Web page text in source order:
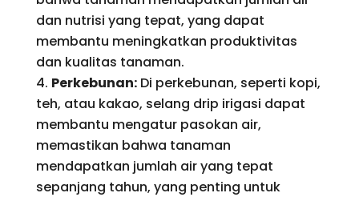
dan nutrisi yang tepat, yang dapat
membantu meningkatkan produktivitas
dan kualitas tanaman.
Perkebunan:Di perkebunan, seperti kopi,
teh, atau kakao, selang drip irigasi dapat
membantu mengatur pasokan air,
memastikan bahwa tanaman
mendapatkan jumlah air yang tepat
sepanjang tahun, yang penting untuk